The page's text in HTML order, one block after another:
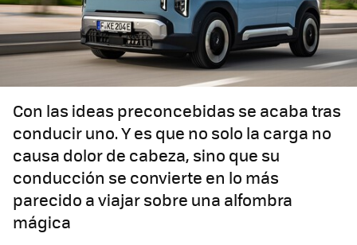
Con las ideas preconcebidas se acaba tras
conducir uno. Y es que no solo la carga no
causa dolor de cabeza, sino que su
conducción se convierte en lo más
parecido a viajar sobre una alfombra
mágica